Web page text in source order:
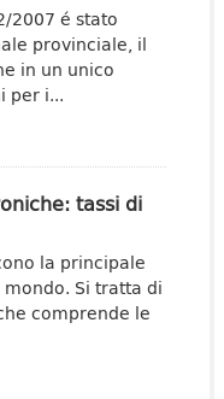
2007 é stato
provinciale, il
in un unico
per i...
tassi di
la principale
Si tratta di
comprende le